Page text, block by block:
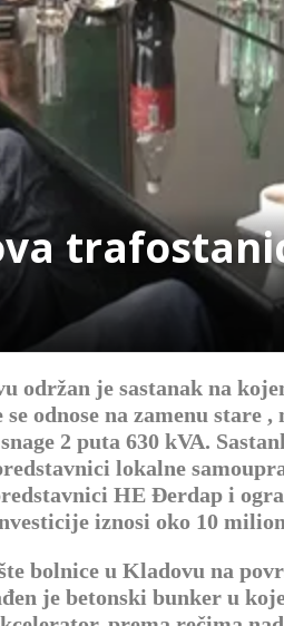
održan je sastanak na
odnose na zamenu stare ,
2 puta 630 kVA.
lokalne
HE Đerdap i
iznosi oko 10
bolnice u Kladovu na
je betonski bunker u